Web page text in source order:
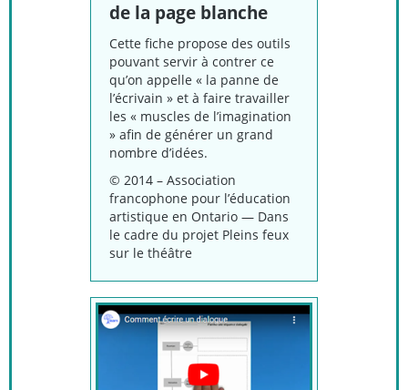
de la page blanche
Cette fiche propose des outils
pouvant servir à contrer ce
qu’on appelle « la panne de
l’écrivain » et à faire travailler
les « muscles de l’imagination
» afin de générer un grand
nombre d’idées.
© 2014 – Association
francophone pour l’éducation
artistique en Ontario — Dans
le cadre du projet Pleins feux
sur le théâtre